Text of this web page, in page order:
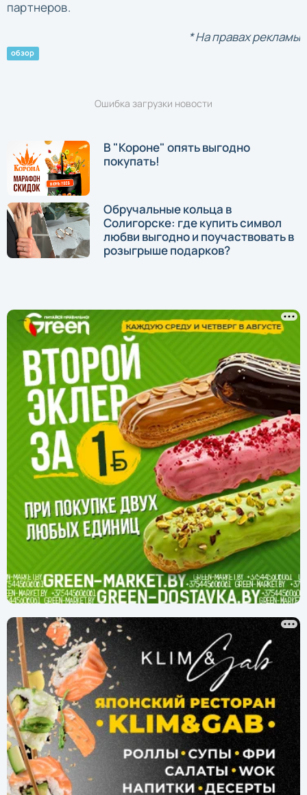
партнеров.
* На правах рекламы
обзор
Ошибка загрузки новости
В "Короне" опять выгодно
покупать!
Обручальные кольца в
Солигорске: где купить символ
любви выгодно и поучаствовать в
розыгрыше подарков?